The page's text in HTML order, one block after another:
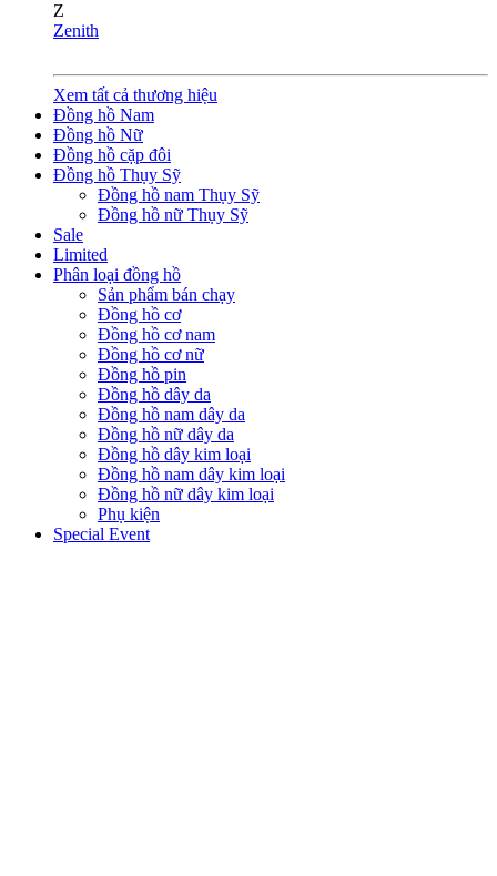
Z
Zenith
Xem tất cả thương hiệu
Đồng hồ Nam
Đồng hồ Nữ
Đồng hồ cặp đôi
Đồng hồ Thụy Sỹ
Đồng hồ nam Thụy Sỹ
Đồng hồ nữ Thụy Sỹ
Sale
Limited
Phân loại đồng hồ
Sản phẩm bán chạy
Đồng hồ cơ
Đồng hồ cơ nam
Đồng hồ cơ nữ
Đồng hồ pin
Đồng hồ dây da
Đồng hồ nam dây da
Đồng hồ nữ dây da
Đồng hồ dây kim loại
Đồng hồ nam dây kim loại
Đồng hồ nữ dây kim loại
Phụ kiện
Special Event